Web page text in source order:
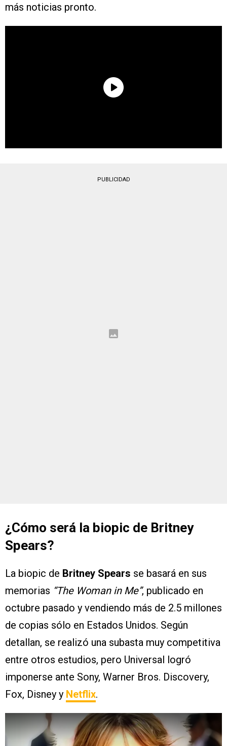
más noticias pronto.
PUBLICIDAD
¿Cómo será la biopic de Britney
Spears?
La biopic de Britney Spears se basará en sus
memorias “The Woman in Me”, publicado en
octubre pasado y vendiendo más de 2.5 millones
de copias sólo en Estados Unidos. Según
detallan, se realizó una subasta muy competitiva
entre otros estudios, pero Universal logró
imponerse ante Sony, Warner Bros. Discovery,
Fox, Disney y Netflix.